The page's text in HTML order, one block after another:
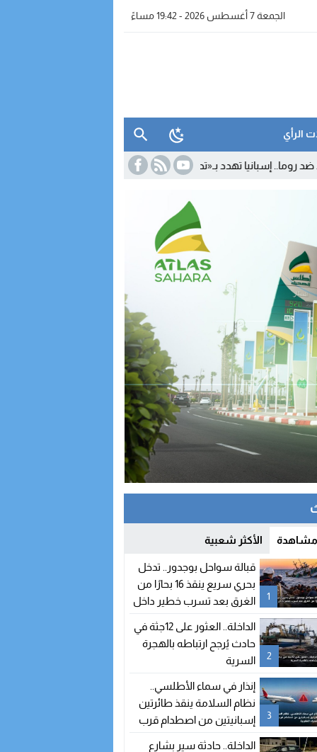
الجمعة 7 أغسطس 2026 - 19:42 مساءً
الرأي
بـ«تدابير متناسبة» رداً على تعليق شنغن
مشاهدة الأكثر شعبية
1
قبالة سواحل بوجدور.. تدخل
بحري سريع ينقذ 16 بحارًا من
الغرق بعد تسرب خطير داخل
2
الداخلة.. العثور على 12جثة في
حادث يُرجح ارتباطه بالهجرة
السرية
3
إنذار في سماء الأطلسي..
نظام السلامة ينقذ طائرتين
إسبانيتين من اصطدام قرب
الداخلة.. حادثة سير بشارع